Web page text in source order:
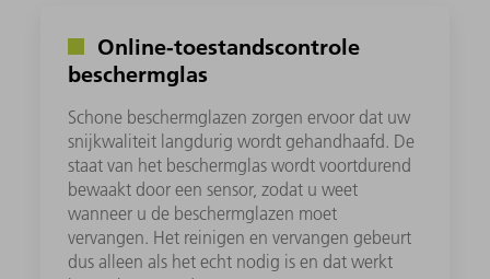
Online-toestandscontrole
beschermglas
Schone beschermglazen zorgen ervoor dat uw
snijkwaliteit langdurig wordt gehandhaafd. De
staat van het beschermglas wordt voortdurend
bewaakt door een sensor, zodat u weet
wanneer u de beschermglazen moet
vervangen. Het reinigen en vervangen gebeurt
dus alleen als het echt nodig is en dat werkt